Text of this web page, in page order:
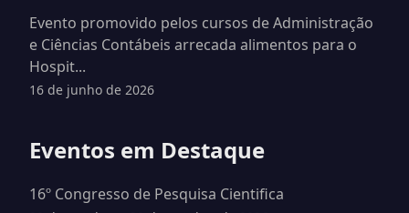
Evento promovido pelos cursos de Administração
e Ciências Contábeis arrecada alimentos para o
Hospit...
16 de junho de 2026
Eventos em Destaque
16º Congresso de Pesquisa Cientifica